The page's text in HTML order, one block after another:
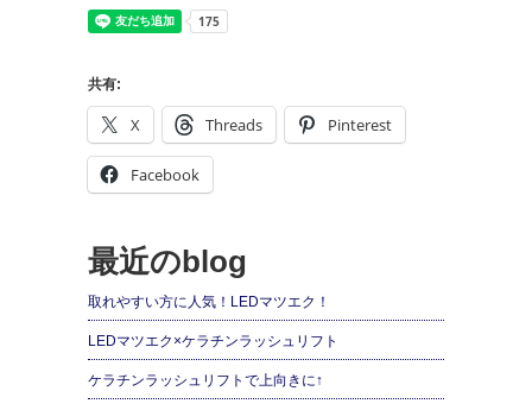
共有:
X Threads Pinterest
Facebook
最近のblog
取れやすい方に人気！LEDマツエク！
LEDマツエク×ケラチンラッシュリフト
ケラチンラッシュリフトで上向きに↑